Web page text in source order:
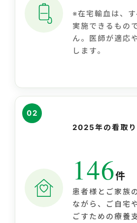
※在宅輸血は、
実施できるもの
ん。医師が適応
します。
02
2025年の看取
146件
患者様とご家族
ながら、ご自宅
ごすための療養